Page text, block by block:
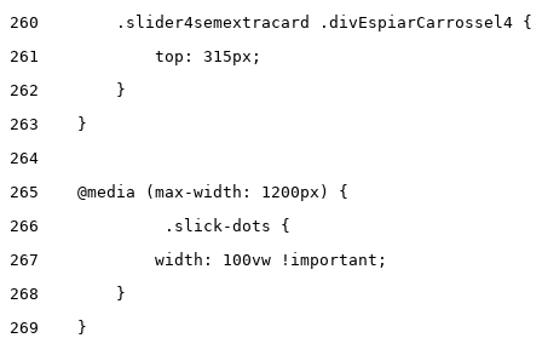
260
        .slider4semextracard .divEspiarCarrossel4 {
261
            top: 315px;
262
        }
263
    }
264
265
    @media (max-width: 1200px) {
266
      	.slick-dots {
267
            width: 100vw !important;
268
        }
269
    }